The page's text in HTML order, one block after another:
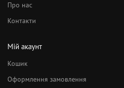
Про нас
Контакти
Мій акаунт
Кошик
Оформлення замовлення